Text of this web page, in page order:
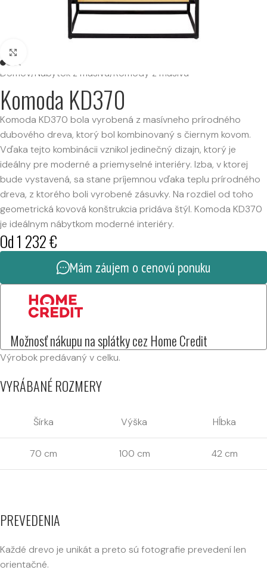
Domov/Nábytok z masívu/Komody z masívu
Komoda KD370
Komoda KD370 bola vyrobená z masívneho prírodného
dubového dreva, ktorý bol kombinovaný s čiernym kovom.
Vďaka tejto kombinácii vznikol jedinečný dizajn, ktorý je
ideálny pre moderné a priemyselné interiéry. Izba, v ktorej
bude vystavená, sa stane príjemnou vďaka teplu prírodného
dreva, z ktorého boli vyrobené zásuvky. Na rozdiel od toho
geometrická kovová konštrukcia pridáva štýl. Komoda KD370
je ideálnym nábytkom moderné interiéry.
Od1 232€
Mám záujem o cenovú ponuku
Možnosť nákupu na splátky cez Home Credit
Výrobok predávaný v celku.
VYRÁBANÉ ROZMERY
Šírka Výška Hĺbka
70 cm 100 cm 42 cm
PREVEDENIA
Každé drevo je unikát a preto sú fotografie prevedení len
orientačné.